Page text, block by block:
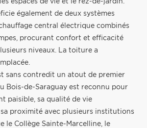
espaces de vie et le rez-de-jardin.
également de deux systèmes
central électrique combinés
procurant confort et efficacité
niveaux. La toiture a
sans contredit un atout de premier
Bois-de-Saraguay est reconnu pour
paisible, sa qualité de vie
proximité avec plusieurs institutions
le Collège Sainte-Marcelline, le